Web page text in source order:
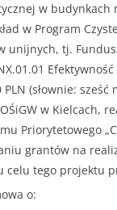
w budynkach
w Program
unijnych, tj.
(słownie:
w Kielcach,
Priorytetowego
grantów na
celu tego projektu
o: